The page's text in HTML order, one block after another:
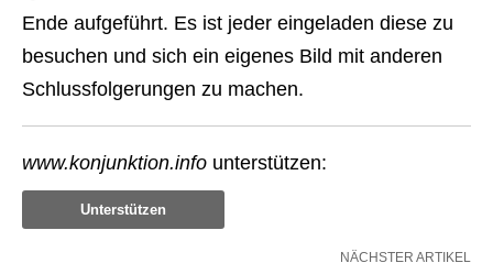
Ende aufgeführt. Es ist jeder eingeladen diese zu
besuchen und sich ein eigenes Bild mit anderen
Schlussfolgerungen zu machen.
www.konjunktion.info unterstützen:
Unterstützen
NÄCHSTER ARTIKEL